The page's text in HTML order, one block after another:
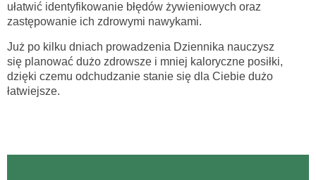
ułatwić identyfikowanie błędów żywieniowych oraz
zastępowanie ich zdrowymi nawykami.
Już po kilku dniach prowadzenia Dziennika nauczysz
się planować dużo zdrowsze i mniej kaloryczne posiłki,
dzięki czemu odchudzanie stanie się dla Ciebie dużo
łatwiejsze.